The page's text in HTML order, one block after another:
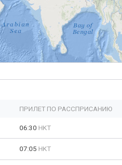
ПРИЛЕТ ПО РАССПРИСАНИЮ
06:30 HKT
07:05 HKT